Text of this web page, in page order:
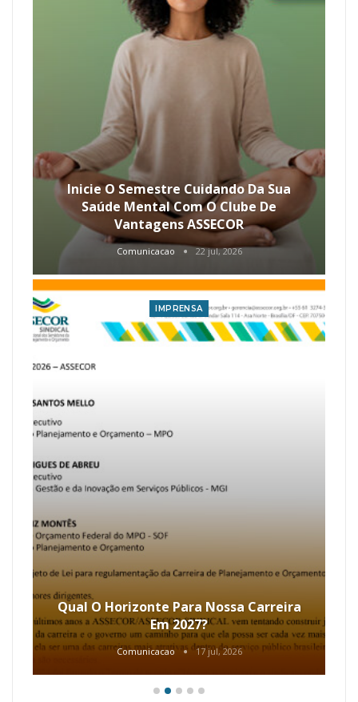
Inicie O Semestre Cuidando Da Sua
Saúde Mental Com O Clube De
Vantagens ASSECOR
Comunicacao 22 jul, 2026
IMPRENSA
Qual O Horizonte Para Nossa Carreira
Em 2027?
Comunicacao 17 jul, 2026